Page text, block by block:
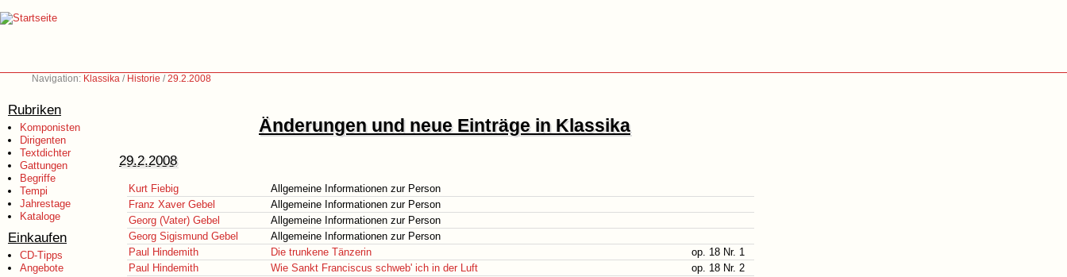
Navigation: Klassika / Historie /29.2.2008
Rubriken
Komponisten
Dirigenten
Textdichter
Gattungen
Begriffe
Tempi
Jahrestage
Kataloge
Einkaufen
CD-Tipps
Angebote
Änderungen und neue Einträge in Klassika
29.2.2008
Kurt Fiebig
Allgemeine Informationen zur Person
Franz Xaver Gebel
Allgemeine Informationen zur Person
Georg (Vater) Gebel
Allgemeine Informationen zur Person
Georg Sigismund Gebel
Allgemeine Informationen zur Person
Paul Hindemith
Die trunkene Tänzerin
op. 18 Nr. 1
Paul Hindemith
Wie Sankt Franciscus schweb' ich in der Luft
op. 18 Nr. 2